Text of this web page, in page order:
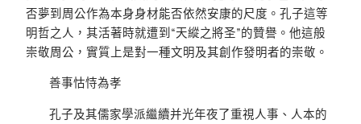
否夢到周公作為本身身材能否依然安康的尺度。孔子這等
明哲之人，其活著時就遭到“天縱之將圣”的贊譽。他這般
崇敬周公，實質上是對一種文明及其創作發明者的崇敬。
善事怙恃為孝
孔子及其儒家學派繼續并光年夜了重視人事、人本的